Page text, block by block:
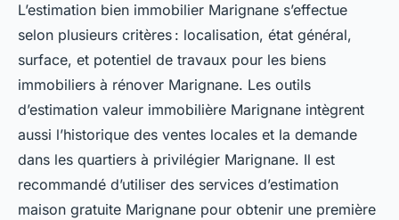
L’estimation bien immobilier Marignane s’effectue
selon plusieurs critères : localisation, état général,
surface, et potentiel de travaux pour les biens
immobiliers à rénover Marignane. Les outils
d’estimation valeur immobilière Marignane intègrent
aussi l’historique des ventes locales et la demande
dans les quartiers à privilégier Marignane. Il est
recommandé d’utiliser des services d’estimation
maison gratuite Marignane pour obtenir une première